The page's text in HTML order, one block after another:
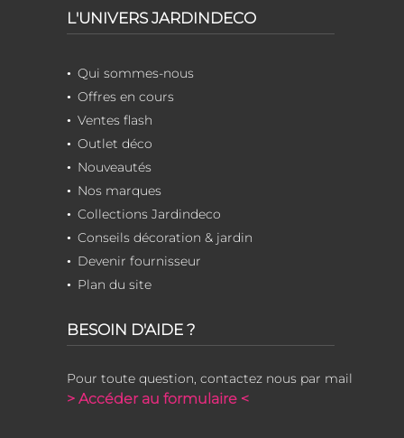
L'UNIVERS JARDINDECO
Qui sommes-nous
Offres en cours
Ventes flash
Outlet déco
Nouveautés
Nos marques
Collections Jardindeco
Conseils décoration & jardin
Devenir fournisseur
Plan du site
BESOIN D'AIDE ?
Pour toute question, contactez nous par mail
> Accéder au formulaire <